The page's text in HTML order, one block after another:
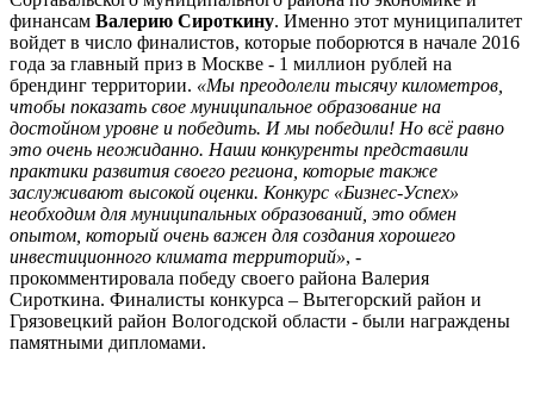
финансам Валерию Сироткину. Именно этот муниципалитет
войдет в число финалистов, которые поборются в начале 2016
года за главный приз в Москве - 1 миллион рублей на
брендинг территории. «Мы преодолели тысячу километров,
чтобы показать свое муниципальное образование на
достойном уровне и победить. И мы победили! Но всё равно
это очень неожиданно. Наши конкуренты представили
практики развития своего региона, которые также
заслуживают высокой оценки. Конкурс «Бизнес-Успех»
необходим для муниципальных образований, это обмен
опытом, который очень важен для создания хорошего
инвестиционного климата территорий», -
прокомментировала победу своего района Валерия
Сироткина. Финалисты конкурса – Вытегорский район и
Грязовецкий район Вологодской области - были награждены
памятными дипломами.